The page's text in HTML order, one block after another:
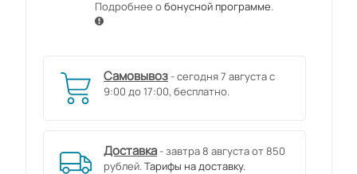
Подробнее обонусной программе.
Самовывоз - сегодня 7 августа с
9:00 до 17:00, бесплатно.
Доставка - завтра 8 августа от 850
рублей.Тарифы на доставку.